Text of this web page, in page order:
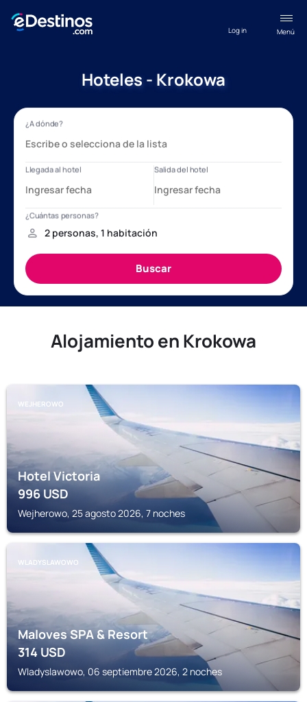
Menú
Log in
Hoteles - Krokowa
Alojamiento en Krokowa
WEJHEROWO
Hotel Victoria
996USD
Wejherowo, 25 agosto 2026, 7 noches
WLADYSLAWOWO
Maloves SPA & Resort
314USD
Wladyslawowo, 06 septiembre 2026, 2 noches